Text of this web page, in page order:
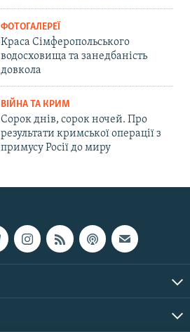
ФОТОГАЛЕРЕЇ
Краса Сімферопольського
водосховища та занедбаність
довкола
ВІЙНА ТА КРИМ
Сорок днів, сорок ночей. Про
результати кримської операції з
примусу Росії до миру